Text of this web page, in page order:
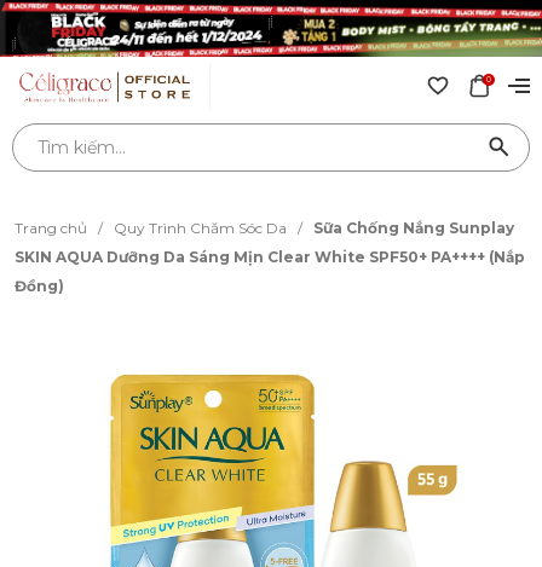
0
Trang chủ / Quy Trình Chăm Sóc Da /
Sữa Chống Nắng Sunplay
SKIN AQUA Dưỡng Da Sáng Mịn Clear White SPF50+ PA++++ (Nắp
Đồng)